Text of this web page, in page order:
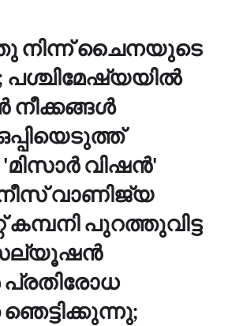
നിന്ന് ചൈനയുടെ
പശ്ചിമേഷ്യയില്‍
നീക്കങ്ങള്‍
വിഷന്‍'
വാണിജ്യ
കമ്പനി പുറത്തുവിട്ട
പ്രതിരോധ